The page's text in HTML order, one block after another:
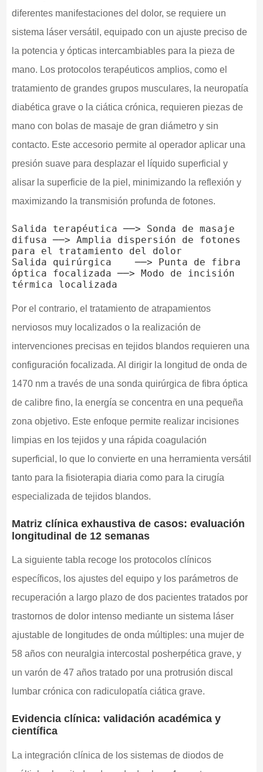
diferentes manifestaciones del dolor, se requiere un
sistema láser versátil, equipado con un ajuste preciso de
la potencia y ópticas intercambiables para la pieza de
mano. Los protocolos terapéuticos amplios, como el
tratamiento de grandes grupos musculares, la neuropatía
diabética grave o la ciática crónica, requieren piezas de
mano con bolas de masaje de gran diámetro y sin
contacto. Este accesorio permite al operador aplicar una
presión suave para desplazar el líquido superficial y
alisar la superficie de la piel, minimizando la reflexión y
maximizando la transmisión profunda de fotones.
Salida terapéutica ──> Sonda de masaje
difusa ──> Amplia dispersión de fotones
para el tratamiento del dolor
Salida quirúrgica    ──> Punta de fibra
óptica focalizada ──> Modo de incisión
Por el contrario, el tratamiento de atrapamientos
nerviosos muy localizados o la realización de
intervenciones precisas en tejidos blandos requieren una
configuración focalizada. Al dirigir la longitud de onda de
1470 nm a través de una sonda quirúrgica de fibra óptica
de calibre fino, la energía se concentra en una pequeña
zona objetivo. Este enfoque permite realizar incisiones
limpias en los tejidos y una rápida coagulación
superficial, lo que lo convierte en una herramienta versátil
tanto para la fisioterapia diaria como para la cirugía
especializada de tejidos blandos.
Matriz clínica exhaustiva de casos: evaluación
longitudinal de 12 semanas
La siguiente tabla recoge los protocolos clínicos
específicos, los ajustes del equipo y los parámetros de
recuperación a largo plazo de dos pacientes tratados por
trastornos de dolor intenso mediante un sistema láser
ajustable de longitudes de onda múltiples: una mujer de
58 años con neuralgia intercostal posherpética grave, y
un varón de 47 años tratado por una protrusión discal
lumbar crónica con radiculopatía ciática grave.
Evidencia clínica: validación académica y
científica
La integración clínica de los sistemas de diodos de